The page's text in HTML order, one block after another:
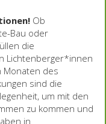
Ob
Bau oder
die
Lichtenberger*innen
Monaten des
sind die
um mit den
zu kommen und
in